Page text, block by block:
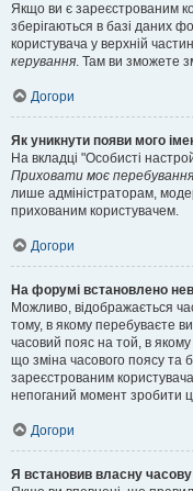
Якщо ви є зареєстрованим
зберігаються в базі даних
користувача у верхній
керування. Там ви зможете
Догори
Як уникнути появи мого
На вкладці "Особисті
Приховати моє
лише адміністраторам,
прихованим користувачем.
Догори
На форумі встановлено
Можливо, відображається
тому, в якому перебуваєте
часовий пояс на той, в
що зміна часового поясу та
зареєстрованим
непоганий момент зробити
Догори
Я встановив власну